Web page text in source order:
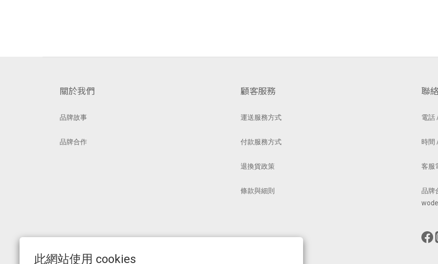
此網站使用 cookies
關於我們
品牌故事
品牌合作
顧客服務
運送服務方式
付款服務方式
退換貨政策
條款與細則
聯
電話
時間
客服
品牌